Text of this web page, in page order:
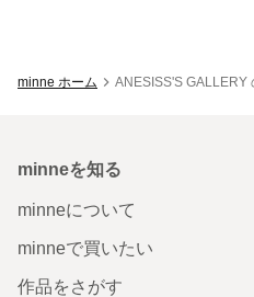
minne ホーム ANESISS'S GALLERY
minneを知る
minneについて
minneで買いたい
作品をさがす